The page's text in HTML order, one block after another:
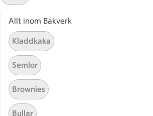
Sök ingrediens eller recept
Inga förslag
Sås
ReceptVisar 12 stycken
(12)
Salsicciapasta
Allt inom Bakverk
Kladdkaka
Semlor
Brownies
Bullar